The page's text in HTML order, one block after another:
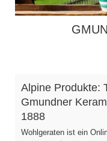
Alpine Produkte:
Gmundner
1888
Wohlgeraten ist ein